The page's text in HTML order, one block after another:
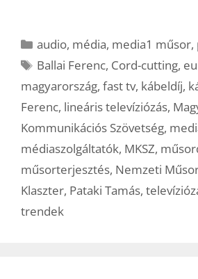
Kategória
audio, média, media1 műsor,
Címkék
Ballai Ferenc, Cord-cutting,
magyarország, fast tv, kábeldíj,
Ferenc, lineáris televíziózás,
Kommunikációs Szövetség,
médiaszolgáltatók, MKSZ,
műsorterjesztés, Nemzeti
Klaszter, Pataki Tamás,
trendek